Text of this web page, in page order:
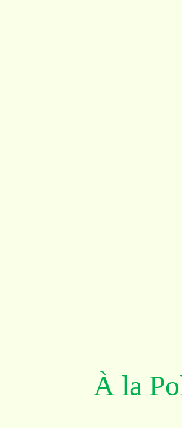
À la